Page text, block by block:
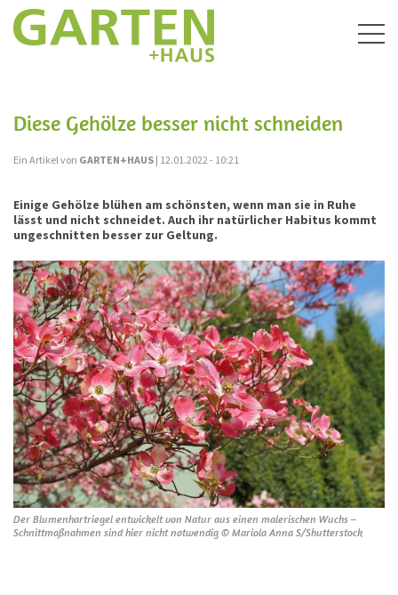
Diese Gehölze besser nicht schneiden
Ein Artikel von GARTEN+HAUS | 12.01.2022 - 10:21
Einige Gehölze blühen am schönsten, wenn man sie in Ruhe
lässt und nicht schneidet. Auch ihr natürlicher Habitus kommt
ungeschnitten besser zur Geltung.
Der Blumenhartriegel entwickelt von Natur aus einen malerischen Wuchs –
Schnittmaßnahmen sind hier nicht notwendig © Mariola Anna S/Shutterstock